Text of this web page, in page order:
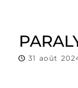
31 août